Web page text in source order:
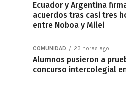
Ecuador y Argentina
acuerdos tras casi tres
entre Noboa y Milei
COMUNIDAD 23 horas ago
Alumnos pusieron a
concurso intercolegial